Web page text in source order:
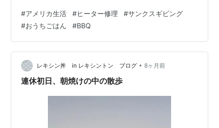
へGo! さらに親切なService Tech サンクスギビングのお
うちBBQ ヒーター故障ふたたび😱 修理してもらった日は
わりとあたたかく、夜になるまでヒーターを作動する必
要がありませんでした。夜、ちょっと冷えてきたかな...
と思いつつ、布団をかぶれば全然問題ない程度…
#アメリカ生活 #ヒーター修理 #サンクスギビング
#おうちごはん #BBQ
レキシン丼 in レキシントン ブログ • 8ヶ月前
連休初日、朝焼けの中の散歩